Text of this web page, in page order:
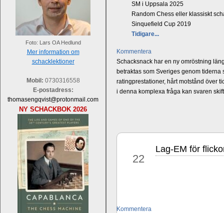
Foto: Lars OA Hedlund
Mer information om
schacklektioner
Mobil: 0730316558
E-postadress:
thomasengqvist@protonmail.com
NY SCHACKBOK 2026
SM i Uppsala 2025
Random Chess eller klassiskt
Sinquefield Cup 2019
Tidigare...
Kommentera
Schacksnack har en ny omröstning
betraktas som Sveriges genom
ratingprestationer, hårt motstånd över
i denna komplexa fråga kan svaren
Kommentera
22
Lag-EM för